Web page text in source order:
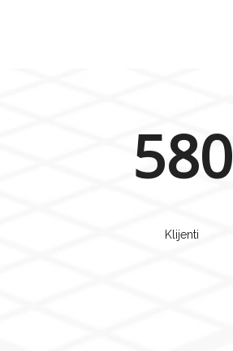
580
Klijenti